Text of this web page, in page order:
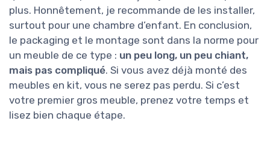
plus. Honnêtement, je recommande de les installer,
surtout pour une chambre d’enfant. En conclusion,
le packaging et le montage sont dans la norme pour
un meuble de ce type : un peu long, un peu chiant,
mais pas compliqué. Si vous avez déjà monté des
meubles en kit, vous ne serez pas perdu. Si c’est
votre premier gros meuble, prenez votre temps et
lisez bien chaque étape.